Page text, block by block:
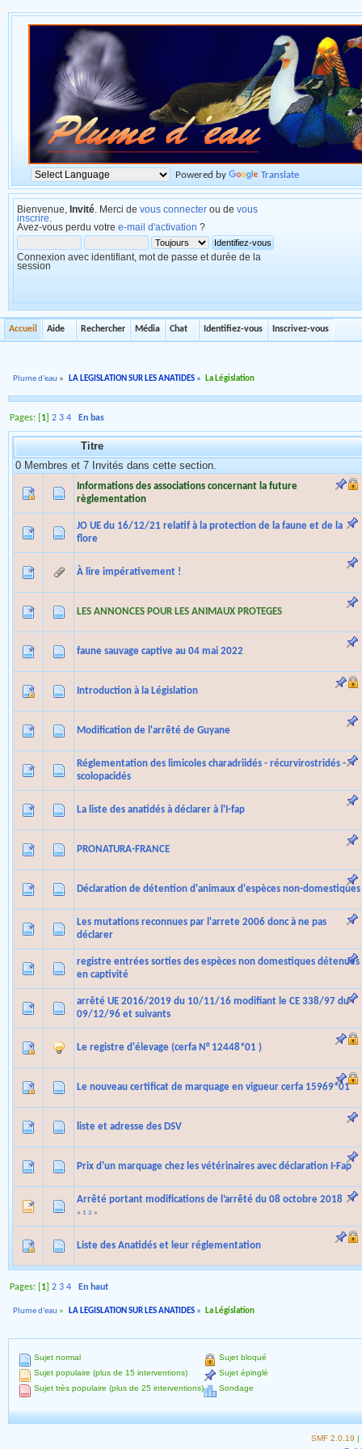
Powered by Translate
Bienvenue, Invité . Merci de vous connecter ou de vous
inscrire
Avez-vous perdu votre e-mail d'activation ?
Connexion avec identifiant, mot de passe et durée de la
session
Accueil Aide Rechercher Média Chat Identifiez-vous Inscrivez-vous
Plume d'eau » LA LEGISLATION SUR LES ANATIDES» La Législation
Pages: [ 1 ]2 3 4 En bas
Titre
0 Membres et 7 Invités dans cette section.
Informations des associations concernant la future
règlementation
JO UE du 16/12/21 relatif à la protection de la faune et de la
flore
À lire impérativement !
LES ANNONCES POUR LES ANIMAUX PROTEGES
faune sauvage captive au 04 mai 2022
Introduction à la Législation
Modification de l'arrêté de Guyane
Réglementation des limicoles charadriidés - récurvirostridés -
scolopacidés
La liste des anatidés à déclarer à l'I-fap
PRONATURA-FRANCE
Déclaration de détention d'animaux d'espèces non-domestiques
Les mutations reconnues par l'arrete 2006 donc à ne pas
déclarer
registre entrées sorties des espèces non domestiques détenues
en captivité
arrêté UE 2016/2019 du 10/11/16 modifiant le CE 338/97 du
09/12/96 et suivants
Le registre d'élevage (cerfa N° 12448*01 )
Le nouveau certificat de marquage en vigueur cerfa 15969*01
liste et adresse des DSV
Prix d'un marquage chez les vétérinaires avec déclaration I-Fap
Arrêté portant modifications de l’arrêté du 08 octobre 2018
« 1 2 »
Liste des Anatidés et leur réglementation
Pages: [ 1 ]2 3 4 En haut
Plume d'eau » LA LEGISLATION SUR LES ANATIDES» La Législation
Sujet normal
Sujet populaire (plus de 15 interventions)
Sujet très populaire (plus de 25 interventions)
Sujet bloqué
Sujet épinglé
Sondage
SMF 2.0.19 |